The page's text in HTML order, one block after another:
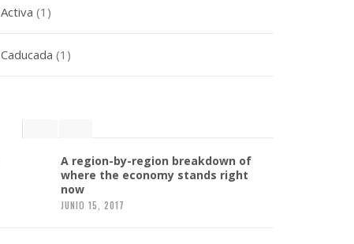
Activa (1)
Caducada (1)
A region-by-region breakdown of
where the economy stands right
now
JUNIO 15, 2017